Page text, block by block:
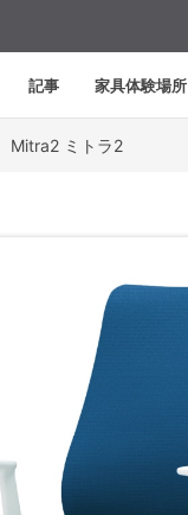
記事 家具体験場所
Mitra2 ミトラ2